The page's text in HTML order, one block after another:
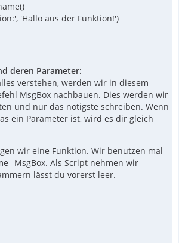
'Hallo aus der Funktion!')
deren Parameter:
verstehen, werden wir in diesem
MsgBox nachbauen. Dies werden wir
und nur das nötigste schreiben. Wenn
ein Parameter ist, wird es dir gleich
wir eine Funktion. Wir benutzen mal
_MsgBox. Als Script nehmen wir
lässt du vorerst leer.